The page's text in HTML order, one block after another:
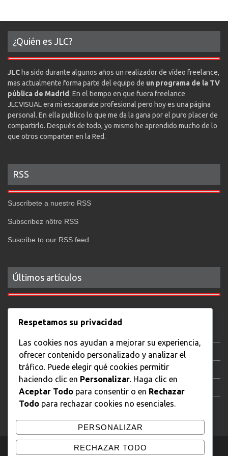
¿Quién es JLC?
JLC ha sido durante algunos años un realizador de vídeo freelance,
mas actualmente forma parte del equipo de un programa de la TV
pública de Madrid . En el tiempo en que fuera freelance
JLCVISUAL era mi escaparate profesional pero hoy es una página
personal. En ella publico lo que me da la gana por el puro placer de
compartirlo. Después de todo, yo mismo he aprendido mucho de lo
que otros comparten en la Red.
RSS
Suscríbete a nuestro RSS
Subscribez nôtre RSS
Suscribe to our RSS feed
Últimos artículos
Jane Eyre
Persépolis
El ciudadano ilustre
Forushande
Copyright © J.L. Campos Todos los derechos reservados.|Theme:
Respetamos su privacidad
Las cookies nos ayudan a mejorar su experiencia,
ofrecer contenido personalizado y analizar el
tráfico. Puede elegir qué cookies permitir
haciendo clic en Personalizar. Haga clic en
Aceptar Todo para consentir o en Rechazar
Todo para rechazar cookies no esenciales.
PERSONALIZAR
RECHAZAR TODO